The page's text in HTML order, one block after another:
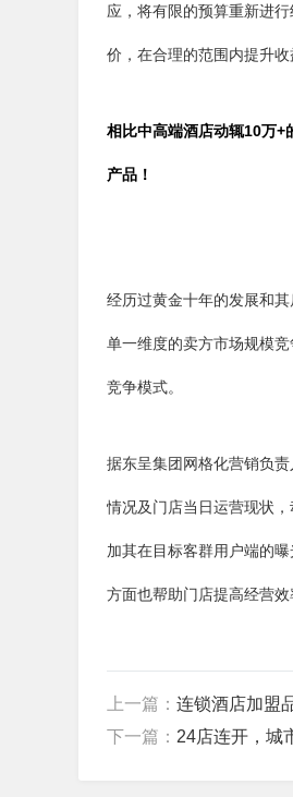
应，将有限的预算重新进
价，在合理的范围内提升收
相比中高端酒店动辄10万+
产品！
经历过黄金十年的发展和
单一维度的卖方市场规模
竞争模式。
据东呈集团网格化营销负
情况及门店当日运营现状
加其在目标客群用户端的
方面也帮助门店提高经营效
上一篇： 连锁酒店加盟
下一篇： 24店连开，城